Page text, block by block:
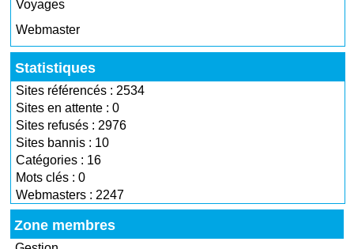
Voyages
Webmaster
Statistiques
Sites référencés : 2534
Sites en attente : 0
Sites refusés : 2976
Sites bannis : 10
Catégories : 16
Mots clés : 0
Webmasters : 2247
Zone membres